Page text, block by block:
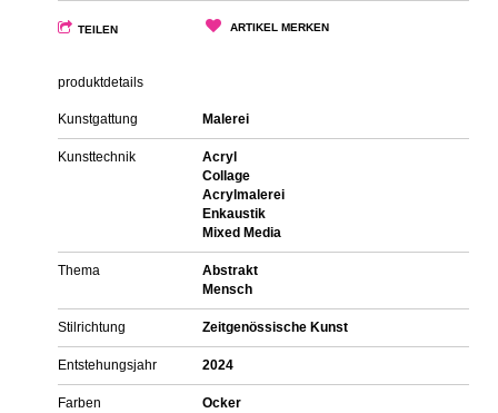
TEILEN ARTIKEL MERKEN
produktdetails
Kunstgattung Malerei
Kunsttechnik
Acryl
Collage
Acrylmalerei
Enkaustik
Mixed Media
Thema
Abstrakt
Mensch
Stilrichtung Zeitgenössische Kunst
Entstehungsjahr 2024
Farben
Ocker